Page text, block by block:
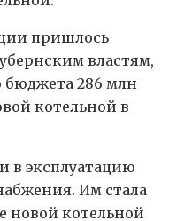
пришлось
властям,
286 млн
котельной в
в эксплуатацию
Им стала
новой котельной